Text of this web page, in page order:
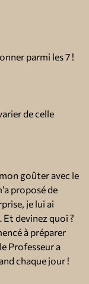
parmi les 7 !
de celle
goûter avec le
proposé de
je lui ai
devinez quoi ?
à préparer
Professeur a
chaque jour !